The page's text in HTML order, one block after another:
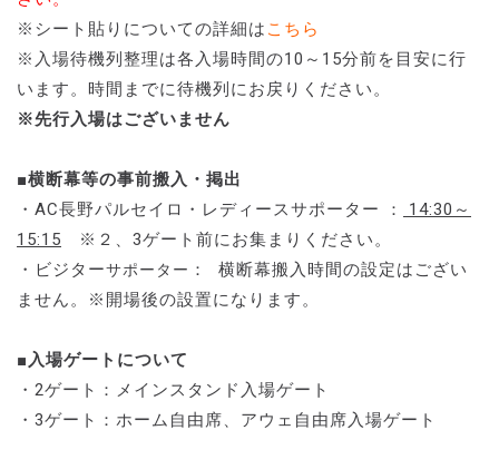
※シート貼りについての詳細は こちら
※入場待機列整理は各入場時間の10～15分前を目安に行
います。時間までに待機列にお戻りください。
※先行入場はございません
■横断幕等の事前搬入・掲出
・AC長野パルセイロ・レディースサポーター ：
14:30～
15:15 ※２、3ゲート前にお集まりください。
・ビジターサポーター ： 横断幕搬入時間の設定はござい
ません。※開場後の設置になります。
■入場ゲートについて
・2ゲート：メインスタンド入場ゲート
・3ゲート：ホーム自由席、アウェ自由席入場ゲート